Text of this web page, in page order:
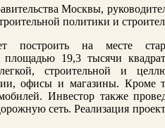
Москвы,
политики и
построить на месте
площадью 19,3 тысячи
легкой, строительной и
офисы и магазины. Кроме
Инвестор также
сеть. Реализация